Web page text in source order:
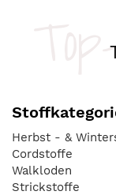
Herbst - &
Cordstoffe
Walkloden
Strickstoffe